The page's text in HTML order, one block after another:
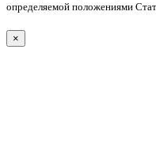
определяемой положениями
×